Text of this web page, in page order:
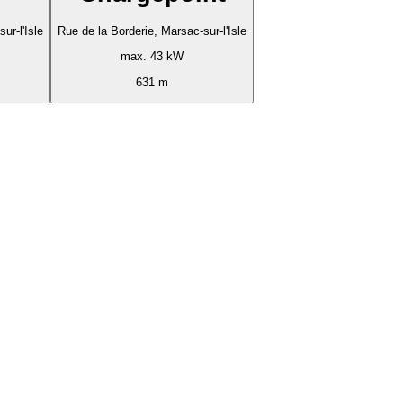
l'Isle
Rue de la Borderie, Marsac-sur-l'Isle
max. 43 kW
631 m